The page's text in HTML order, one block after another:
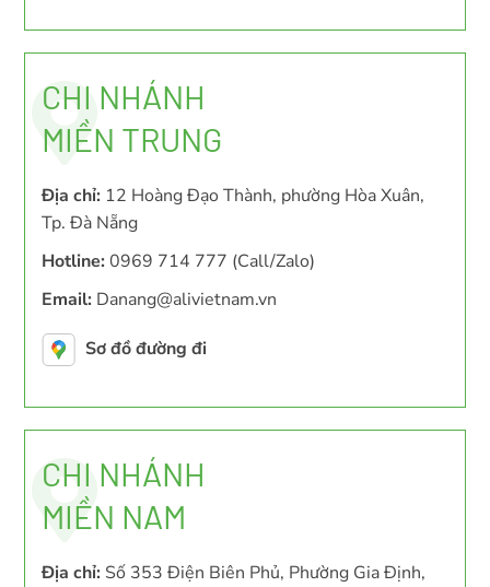
CHI NHÁNH
MIỀN TRUNG
Địa chỉ: 12 Hoàng Đạo Thành, phường Hòa Xuân,
Tp. Đà Nẵng
Hotline: 0969 714 777 (Call/Zalo)
Email: Danang@alivietnam.vn
Sơ đồ đường đi
CHI NHÁNH
MIỀN NAM
Địa chỉ: Số 353 Điện Biên Phủ, Phường Gia Định,